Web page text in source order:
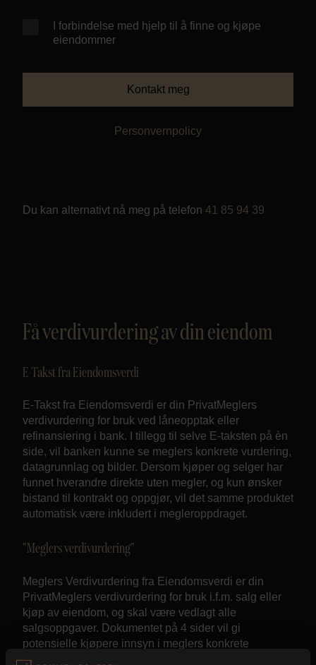
Personvern
I forbindelse med hjelp til å finne og kjøpe
eiendommer
Kontakt meg
Personvernpolicy
Du kan alternativt nå meg på telefon 41 85 94 39
Få verdivurdering av din eiendom
E-Takst fra Eiendomsverdi
E-Takst fra Eiendomsverdi er din PrivatMeglers
verdivurdering for bruk ved låneopptak eller
refinansiering i bank. I tillegg til selve E-taksten på èn
side, vil banken kunne se meglers konkrete vurdering,
datagrunnlag og bilder. Dersom kjøper og selger har
funnet hverandre direkte uten megler, og kun ønsker
bistand til kontrakt og oppgjør, vil det samme produktet
automatisk være inkludert i megleroppdraget.
"Meglers verdivurdering"
Meglers Verdivurdering fra Eiendomsverdi er din
PrivatMeglers verdivurdering for bruk i.f.m. salg eller
kjøp av eiendom, og skal være vedlagt alle
salgsoppgaver. Dokumentet på 4 sider vil gi
potensielle kjøpere innsyn i meglers konkrete
vurdering og datagrunnlag. Her vil en kunne se